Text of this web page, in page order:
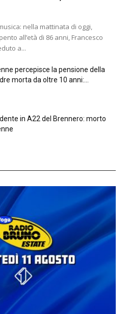
nella mattinata di oggi,
all’età di 86 anni, Francesco
a...
percepisce la pensione della
morta da oltre 10 anni:...
in A22 del Brennero: morto